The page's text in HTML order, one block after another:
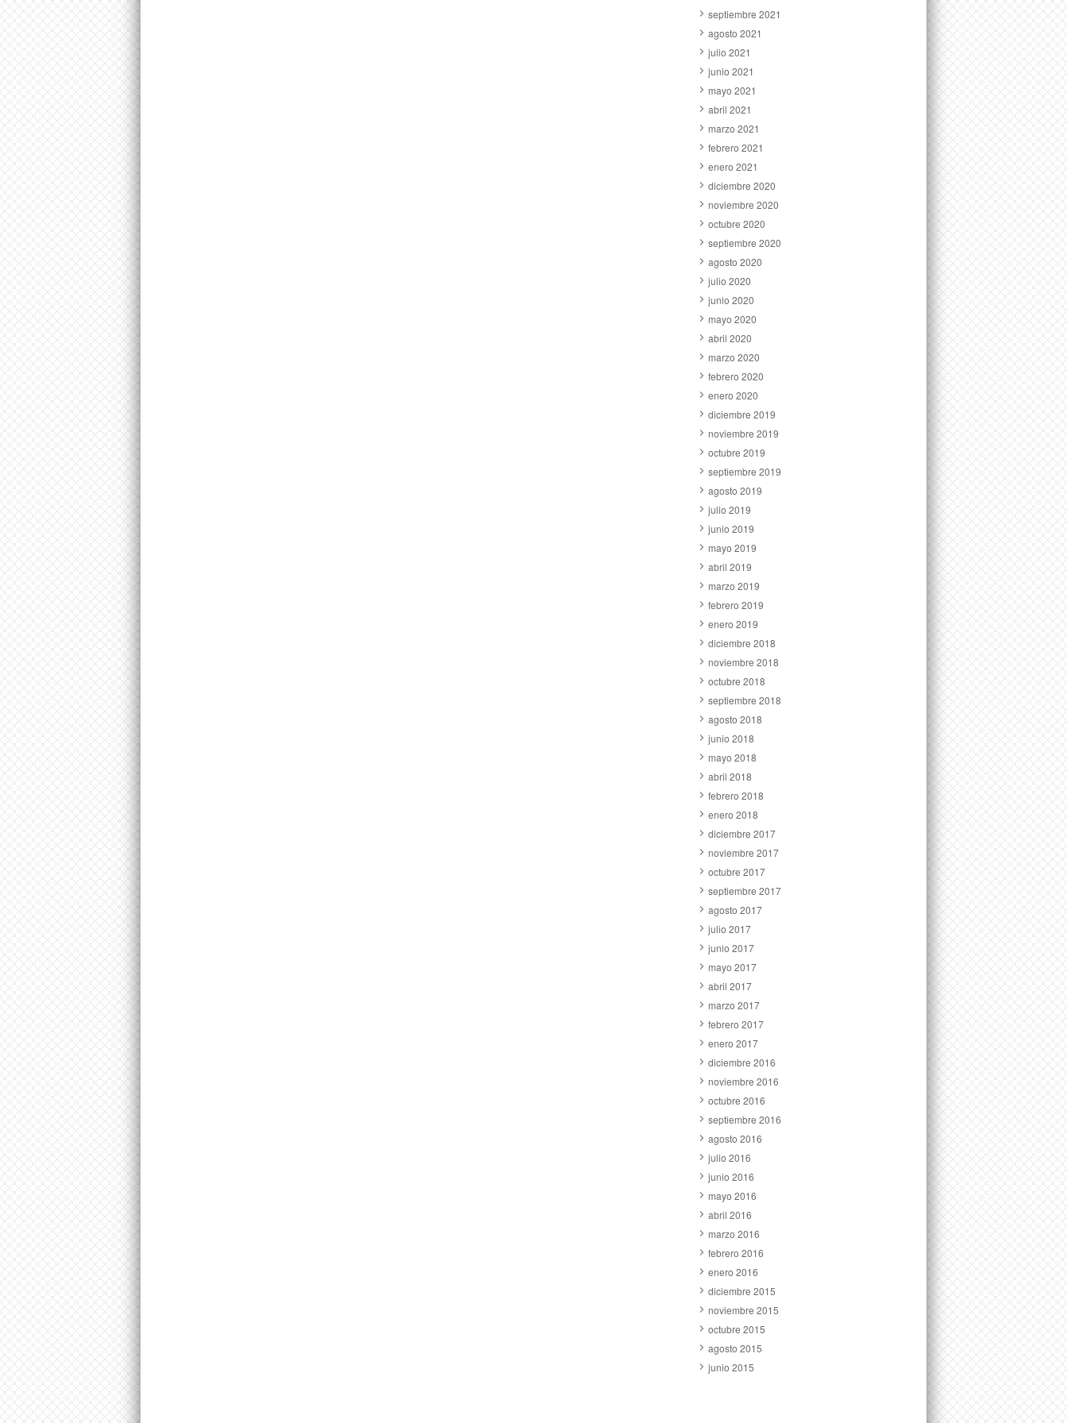
septiembre 2021
agosto 2021
julio 2021
junio 2021
mayo 2021
abril 2021
marzo 2021
febrero 2021
enero 2021
diciembre 2020
noviembre 2020
octubre 2020
septiembre 2020
agosto 2020
julio 2020
junio 2020
mayo 2020
abril 2020
marzo 2020
febrero 2020
enero 2020
diciembre 2019
noviembre 2019
octubre 2019
septiembre 2019
agosto 2019
julio 2019
junio 2019
mayo 2019
abril 2019
marzo 2019
febrero 2019
enero 2019
diciembre 2018
noviembre 2018
octubre 2018
septiembre 2018
agosto 2018
junio 2018
mayo 2018
abril 2018
febrero 2018
enero 2018
diciembre 2017
noviembre 2017
octubre 2017
septiembre 2017
agosto 2017
julio 2017
junio 2017
mayo 2017
abril 2017
marzo 2017
febrero 2017
enero 2017
diciembre 2016
noviembre 2016
octubre 2016
septiembre 2016
agosto 2016
julio 2016
junio 2016
mayo 2016
abril 2016
marzo 2016
febrero 2016
enero 2016
diciembre 2015
noviembre 2015
octubre 2015
agosto 2015
junio 2015